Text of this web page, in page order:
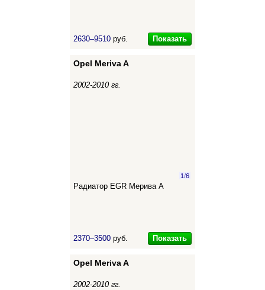
2630–9510 руб. Показать
Opel Meriva A
2002-2010 гг.
1/6
Радиатор EGR Мерива А
2370–3500 руб. Показать
Opel Meriva A
2002-2010 гг.